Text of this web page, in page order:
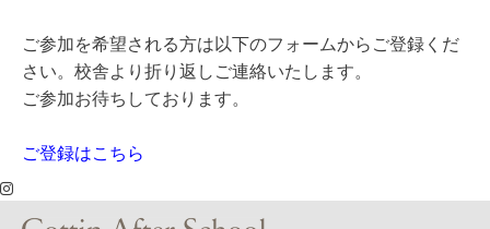
ご参加を希望される方は以下のフォームからご登録くだ
さい。校舎より折り返しご連絡いたします。
ご参加お待ちしております。
ご登録はこちら